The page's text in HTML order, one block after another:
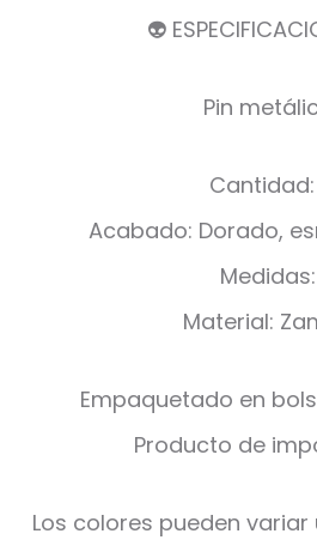
👽
Pin
Cantidad:
Acabado: Dorado,
Medidas:
Material:
Empaquetado en
Producto de
Los colores pueden